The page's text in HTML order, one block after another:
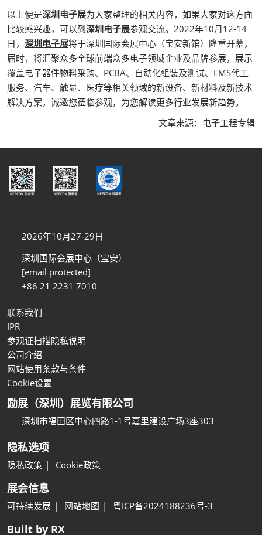
以上便是深圳电子展为大家整理的相关内容，如果大家对这方面
比较感兴趣，可以到深圳电子展参观交流。2022年10月12-14
日， 深圳电子展将于深圳国际会展中心（宝安新馆）隆重开幕，
届时，将汇聚众多全球前端众多电子领域企业及品牌参展，展示
覆盖电子器件物料采购、PCBA、自动化组装及测试、EMS代工
服务、汽车、触显、医疗等相关领域的新设备、新材料及新技术
解决方案，诚邀您莅临参观，为您解读更多行业发展新趋势。
文章来源：电子工程专辑
2026年10月27-29日
深圳国际会展中心（宝安）
[email protected]
+86 21 2231 7010
联系我们
IPR
参观证扫描隐私说明
公司介绍
网站使用条款与条件
Cookie设置
励展（深圳）展览有限公司
深圳市福田区中心四路1-1号嘉里建设广场3座303
隐私选项
隐私政策 Cookie政策
展会信息
可持续发展 网站地图 粤ICP备2024188236号-3
Built by RX